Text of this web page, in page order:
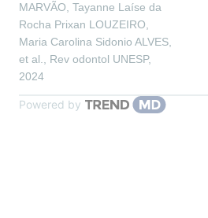
MARVÃO, Tayanne Laíse da
Rocha Prixan LOUZEIRO,
Maria Carolina Sidonio ALVES,
et al.
Rev odontol UNESP,
2024
Powered by